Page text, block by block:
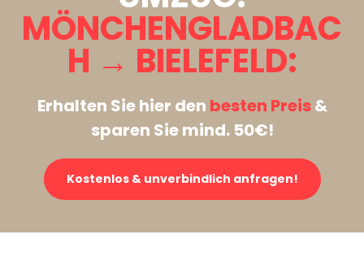
MÖNCHENGLADBAC
H → BIELEFELD:
Erhalten Sie hier den besten Preis&
sparen Sie mind. 50€!
Kostenlos & unverbindlich anfragen!